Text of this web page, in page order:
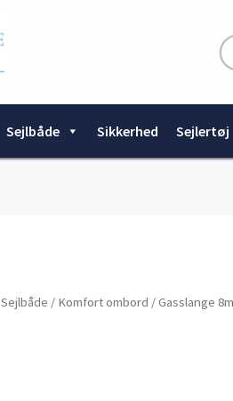
Sejlbåde Sikkerhed Sejlertøj
Sejlbåde / Komfort ombord / Gasslange